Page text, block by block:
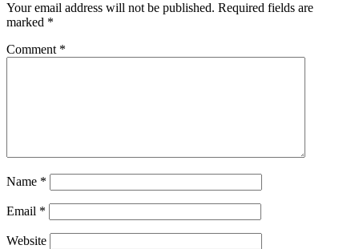
Your email address will not be published. Required fields are
marked *
Comment *
Name *
Email *
Website